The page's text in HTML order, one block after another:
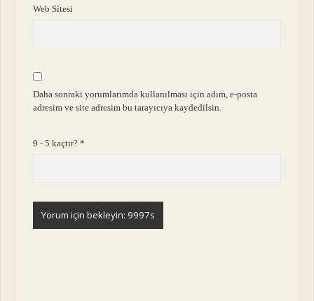
Web Sitesi
Daha sonraki yorumlarımda kullanılması için adım, e-posta
adresim ve site adresim bu tarayıcıya kaydedilsin.
9 - 5 kaçtır?*